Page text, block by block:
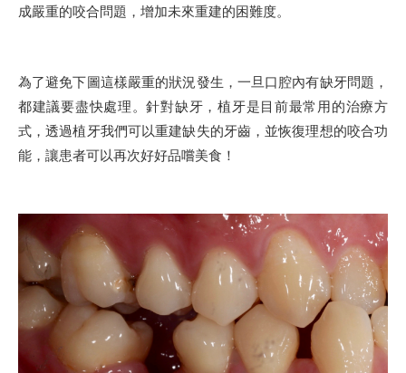
成嚴重的咬合問題，增加未來重建的困難度。
為了避免下圖這樣嚴重的狀況發生，一旦口腔內有缺牙問題，
都建議要盡快處理。針對缺牙，植牙是目前最常用的治療方
式，透過植牙我們可以重建缺失的牙齒，並恢復理想的咬合功
能，讓患者可以再次好好品嚐美食！